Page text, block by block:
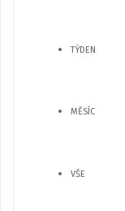
TÝDEN
MĚSÍC
VŠE